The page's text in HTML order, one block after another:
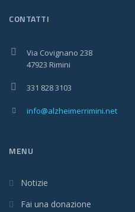
CONTATTI
Via Covignano 238
47923 Rimini
331 828 3103
info@alzheimerrimini.net
MENU
Notizie
Fai una donazione